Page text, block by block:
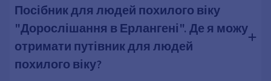
Посібник для людей похилого віку
"Дорослішання в Ерлангені". Де я можу
отримати путівник для людей
похилого віку?